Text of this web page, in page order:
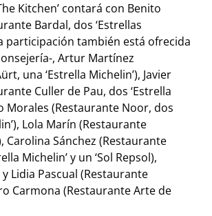
Kitchen’ contará con Benito
Bardal, dos ‘Estrellas
participación también está ofrecida
, Artur Martínez
una ‘Estrella Michelin’), Javier
Culler de Pau, dos ‘Estrella
Morales (Restaurante Noor, dos
Lola Marín (Restaurante
Carolina Sánchez (Restaurante
Michelin’ y un ‘Sol Repsol),
Lidia Pascual (Restaurante
Carmona (Restaurante Arte de